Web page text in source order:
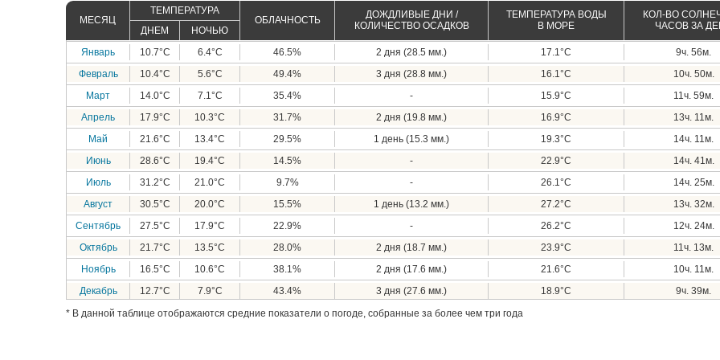
МЕСЯЦ
ТЕМПЕРАТУРА
ОБЛАЧНОСТЬ
ДОЖДЛИВЫЕ ДНИ /
КОЛИЧЕСТВО ОСАДКОВ
ТЕМПЕРАТУРА ВОДЫ
В МОРЕ
КОЛ-ВО
ЧАСОВ ЗА
ДНЕМ
НОЧЬЮ
Январь
10.7°C 6.4°C 46.5% 2 дня (28.5 мм.) 17.1°C
9ч. 56м.
Февраль
10.4°C 5.6°C 49.4% 3 дня (28.8 мм.) 16.1°C
10ч. 50м.
Март
14.0°C 7.1°C 35.4% - 15.9°C
11ч. 59м.
Апрель
17.9°C 10.3°C 31.7% 2 дня (19.8 мм.) 16.9°C
13ч. 11м.
Май
21.6°C 13.4°C 29.5% 1 день (15.3 мм.) 19.3°C
14ч. 11м.
Июнь
28.6°C 19.4°C 14.5% - 22.9°C
14ч. 41м.
Июль
31.2°C 21.0°C 9.7% - 26.1°C
14ч. 25м.
Август
30.5°C 20.0°C 15.5% 1 день (13.2 мм.) 27.2°C
13ч. 32м.
Сентябрь
27.5°C 17.9°C 22.9% - 26.2°C
12ч. 24м.
Октябрь
21.7°C 13.5°C 28.0% 2 дня (18.7 мм.) 23.9°C
11ч. 13м.
Ноябрь
16.5°C 10.6°C 38.1% 2 дня (17.6 мм.) 21.6°C
10ч. 11м.
Декабрь
12.7°C 7.9°C 43.4% 3 дня (27.6 мм.) 18.9°C
9ч. 39м.
* В данной таблице отображаются средние показатели о погоде, собранные за более чем три года